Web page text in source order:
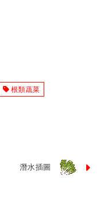
根類蔬菜
潛水插圖